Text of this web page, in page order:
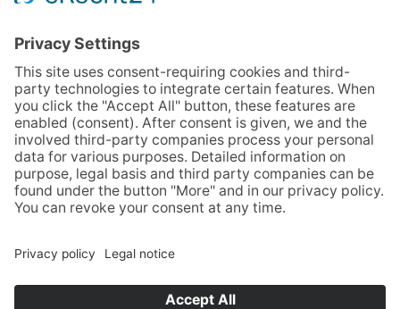
www.twf-tiefbautechnik.de
Sales | Rental | Leasing
Imprint
Privacy Policy
GTC
© TWF